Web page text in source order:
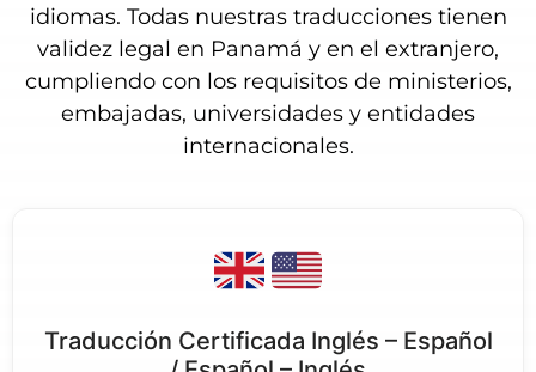
idiomas. Todas nuestras traducciones tienen
validez legal en Panamá y en el extranjero,
cumpliendo con los requisitos de ministerios,
embajadas, universidades y entidades
internacionales.
Traducción Certificada Inglés – Español